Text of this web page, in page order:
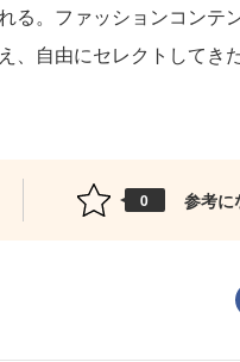
る。ファッションコンテ
、自由にセレクトしてき
0 参考に